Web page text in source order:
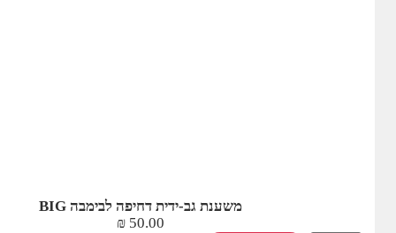
משענת גב-ידית דחיפה לבימבה BIG
50.00
₪